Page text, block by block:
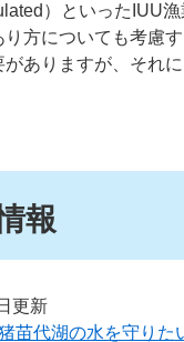
）といったIUU
方についても考慮
ありますが、それ
報
更新
苗代湖の水を守りた